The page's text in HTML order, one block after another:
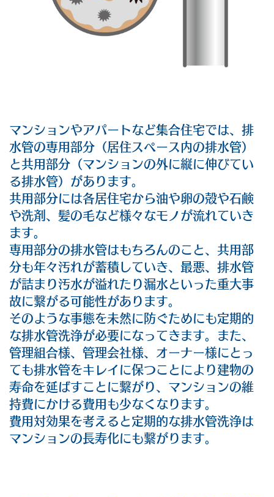
マンションやアパートなど集合住宅では、排
水管の専用部分（居住スペース内の排水管）
と共用部分（マンションの外に縦に伸びてい
る排水管）があります。
共用部分には各居住宅から油や卵の殻や石鹸
や洗剤、髪の毛など様々なモノが流れていき
ます。
専用部分の排水管はもちろんのこと、共用部
分も年々汚れが蓄積していき、最悪、排水管
が詰まり汚水が溢れたり漏水といった重大事
故に繋がる可能性があります。
そのような事態を未然に防ぐためにも定期的
な排水管洗浄が必要になってきます。また、
管理組合様、管理会社様、オーナー様にとっ
ても排水管をキレイに保つことにより建物の
寿命を延ばすことに繋がり、マンションの維
持費にかける費用も少なくなります。
費用対効果を考えると定期的な排水管洗浄は
マンションの長寿化にも繋がります。